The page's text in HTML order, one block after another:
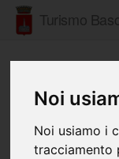
Noi
Noi usiamo i
tracciamento
Turismo